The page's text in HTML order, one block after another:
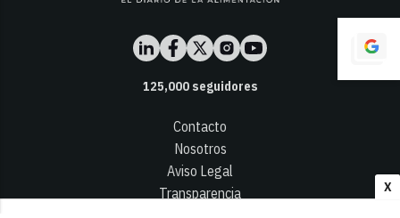
X
125,000seguidores
Contacto
Nosotros
Aviso Legal
Transparencia